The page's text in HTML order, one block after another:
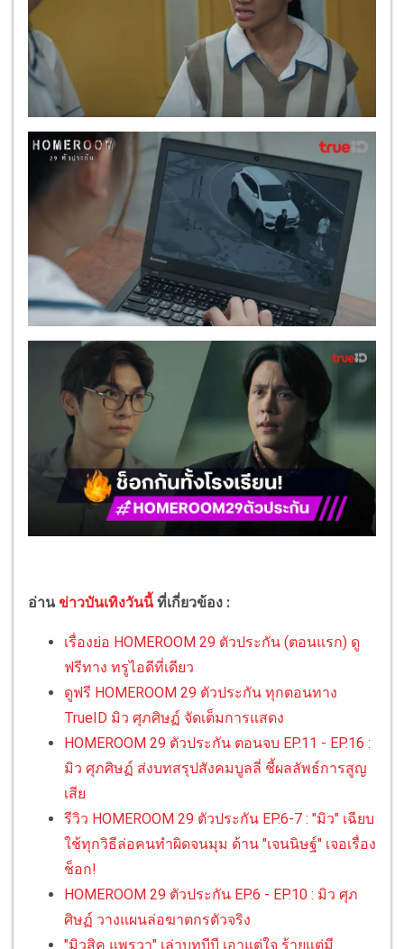
อ่านข่าวบันเทิงวันนี้ ที่เกี่ยวข้อง :
เรื่องย่อ HOMEROOM 29 ตัวประกัน (ตอนแรก) ดู
ฟรีทาง ทรูไอดีที่เดียว
ดูฟรี HOMEROOM 29 ตัวประกัน ทุกตอนทาง
TrueID มิว ศุภศิษฏ์ จัดเต็มการแสดง
HOMEROOM 29 ตัวประกัน ตอนจบ EP.11 - EP.16 :
มิว ศุภศิษฏ์ ส่งบทสรุปสังคมบูลลี่ ชี้ผลลัพธ์การสูญ
เสีย
รีวิว HOMEROOM 29 ตัวประกัน EP.6-7 : "มิว" เฉียบ
ใช้ทุกวิธีล่อคนทำผิดจนมุม ด้าน "เจนนิษฐ์" เจอเรื่อง
ช็อก!
HOMEROOM 29 ตัวประกัน EP.6 - EP.10 : มิว ศุภ
ศิษฏ์ วางแผนล่อฆาตกรตัวจริง
"มิวสิค แพรวา" เล่าบทบีบี เอาแต่ใจ ร้ายแต่มี